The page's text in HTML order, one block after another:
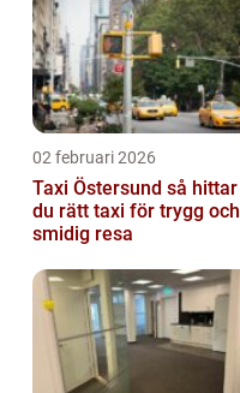
02 februari 2026
Taxi Östersund så hittar
du rätt taxi för trygg och
smidig resa